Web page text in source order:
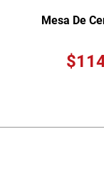
Mesa De
$